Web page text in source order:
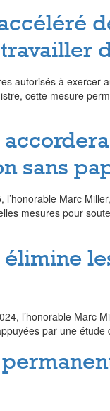
autorisés à exercer
cette mesure
sans
l’honorable Marc
mesures pour
l’honorable Marc
par une